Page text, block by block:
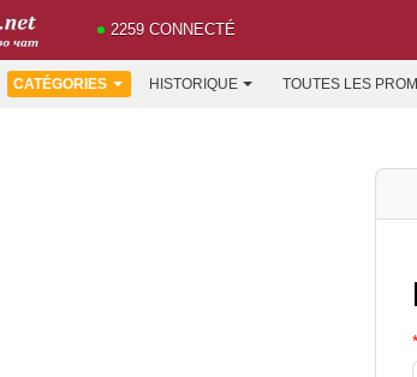
2259 CONNECTÉ
CATÉGORIES HISTORIQUE TOUTES LES